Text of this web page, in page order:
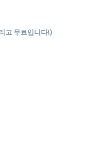
고 무료입니다!)